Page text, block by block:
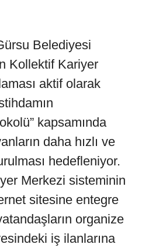
Belediyesi
Kollektif Kariyer
aktif olarak
kapsamında
daha hızlı ve
hedefleniyor.
Merkezi sisteminin
sitesine entegre
organize
iş ilanlarına